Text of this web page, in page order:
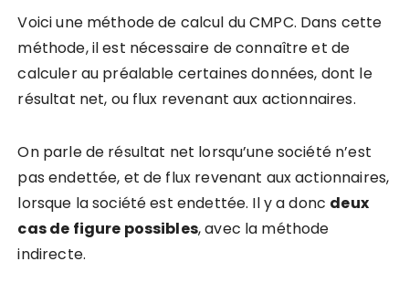
Voici une méthode de calcul du CMPC. Dans cette
méthode, il est nécessaire de connaître et de
calculer au préalable certaines données, dont le
résultat net, ou flux revenant aux actionnaires.
On parle de résultat net lorsqu’une société n’est
pas endettée, et de flux revenant aux actionnaires,
lorsque la société est endettée. Il y a donc deux
cas de figure possibles, avec la méthode
indirecte.